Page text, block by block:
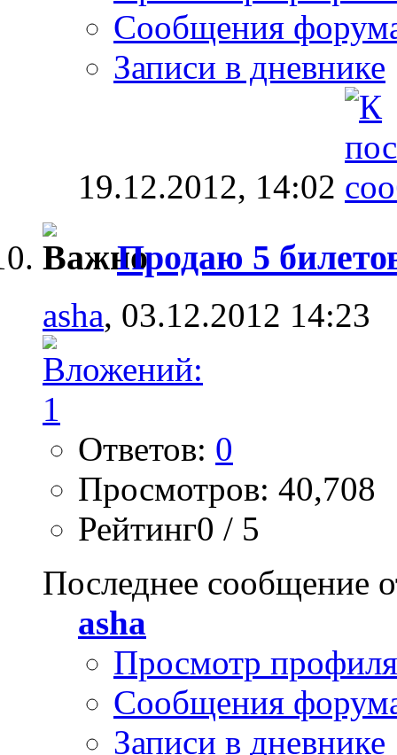
Сообщения
Записи в дневнике
19.12.2012, 14:02
Продаю 5
asha, 03.12.2012 14:23
Ответов: 0
Просмотров: 40,708
Рейтинг0 / 5
Последнее сообщение
asha
Просмотр профиля
Сообщения
Записи в дневнике